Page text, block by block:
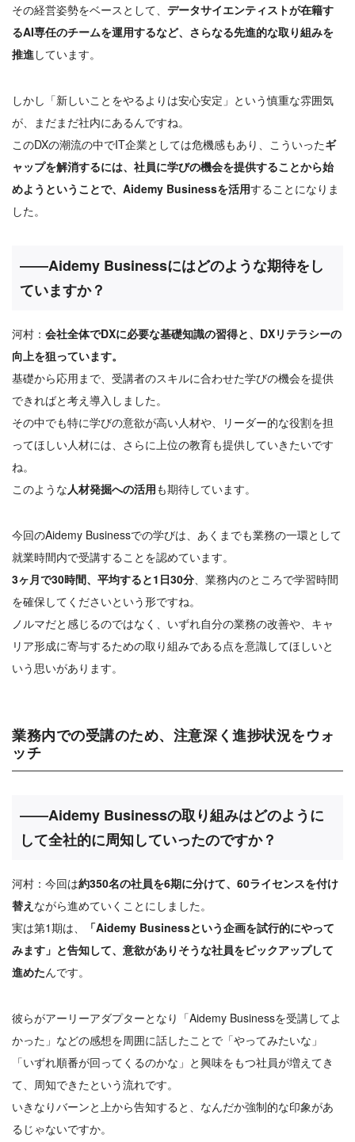
その経営姿勢をベースとして、 データサイエンティストが在籍す
るAI専任のチームを運用するなど、さらなる先進的な取り組みを
推進しています。
しかし「新しいことをやるよりは安心安定」という慎重な雰囲気
が、まだまだ社内にあるんですね。
このDXの潮流の中でIT企業としては危機感もあり、こういったギ
ャップを解消するには、社員に学びの機会を提供することから始
めようということで、Aidemy Businessを活用することになりま
した。
――Aidemy Businessにはどのような期待をし
ていますか？
河村： 会社全体でDXに必要な基礎知識の習得と、DXリテラシーの
向上を狙っています。
基礎から応用まで、受講者のスキルに合わせた学びの機会を提供
できればと考え導入しました。
その中でも特に学びの意欲が高い人材や、リーダー的な役割を担
ってほしい人材には、さらに上位の教育も提供していきたいです
ね。
このような人材発掘への活用も期待しています。
今回のAidemy Businessでの学びは、あくまでも業務の一環として
就業時間内で受講することを認めています。
3ヶ月で30時間、平均すると1日30分、業務内のところで学習時間
を確保してくださいという形ですね。
ノルマだと感じるのではなく、いずれ自分の業務の改善や、キャ
リア形成に寄与するための取り組みである点を意識してほしいと
いう思いがあります。
業務内での受講のため、注意深く進捗状況をウォ
ッチ
――Aidemy Businessの取り組みはどのように
して全社的に周知していったのですか？
河村：今回は約350名の社員を6期に分けて、60ライセンスを付け
替え ながら進めていくことにしました。
実は第1期は、
「Aidemy Businessという企画を試行的にやって
みます」と告知して、意欲がありそうな社員をピックアップして
進めたんです。
彼らがアーリーアダプターとなり「Aidemy Businessを受講してよ
かった」などの感想を周囲に話したことで「やってみたいな」
「いずれ順番が回ってくるのかな」と興味をもつ社員が増えてき
て、周知できたという流れです。
いきなりバーンと上から告知すると、なんだか強制的な印象があ
るじゃないですか。